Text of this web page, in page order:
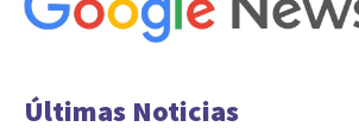
Últimas Noticias